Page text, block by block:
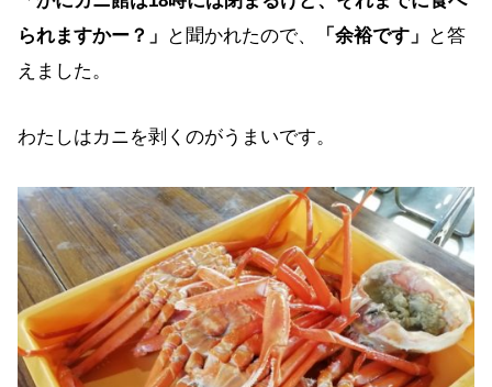
られますかー？」
と聞かれたので、 「余裕です」
と答
えました。
わたしはカニを剥くのがうまいです。